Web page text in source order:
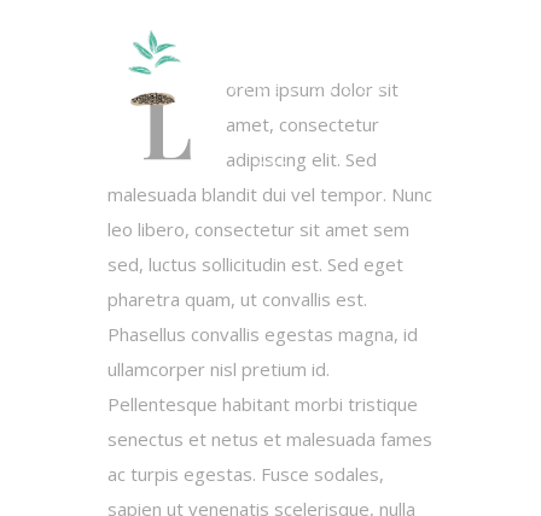
L
orem ipsum dolor sit
amet, consectetur
adipiscing elit. Sed
malesuada blandit dui vel tempor. Nunc
leo libero, consectetur sit amet sem
sed, luctus sollicitudin est. Sed eget
pharetra quam, ut convallis est.
Phasellus convallis egestas magna, id
ullamcorper nisl pretium id.
Pellentesque habitant morbi tristique
senectus et netus et malesuada fames
ac turpis egestas. Fusce sodales,
sapien ut venenatis scelerisque, nulla